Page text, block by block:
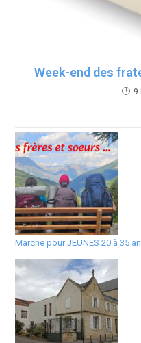
Week-end des
9
Marche pour JEUNES 20 à 35